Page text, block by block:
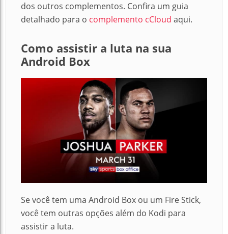
dos outros complementos. Confira um guia
detalhado para o complemento cCloud aqui.
Como assistir a luta na sua
Android Box
Se você tem uma Android Box ou um Fire Stick,
você tem outras opções além do Kodi para
assistir a luta.